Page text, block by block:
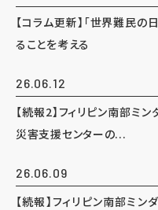
【コラム更新】「世界難民
ることを考える
26.06.12
【続報2】フィリピン南部ミ
災害支援センターの...
26.06.09
【続報】フィリピン南部ミ